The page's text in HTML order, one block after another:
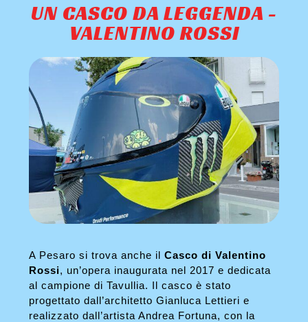
UN CASCO DA LEGGENDA -
VALENTINO ROSSI
A Pesaro si trova anche ilCasco di Valentino
Rossi, un’opera inaugurata nel 2017 e dedicata
al campione di Tavullia. Il casco è stato
progettato dall’architetto Gianluca Lettieri e
realizzato dall’artista Andrea Fortuna, con la